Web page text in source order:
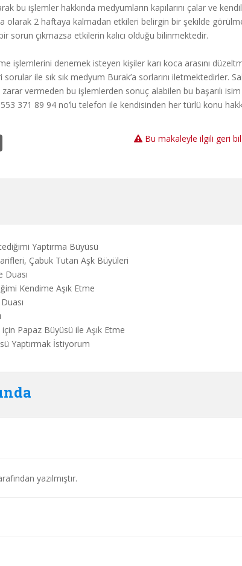
bu işlemler hakkında medyumların kapılarını çalar ve
olarak 2 haftaya kalmadan etkileri belirgin bir şekilde
sorun çıkmazsa etkilerin kalıcı olduğu bilinmektedir.
işlemlerini denemek isteyen kişiler karı koca arasını
ile sık sık medyum Burak’a sorlarını iletmektedirler.
vermeden bu işlemlerden sonuç alabilen bu başarılı
371 89 94 no’lu telefon ile kendisinden her türlü konu
Bu makaleyle ilgili geri
Yaptırma Büyüsü
Çabuk Tutan Aşk Büyüleri
Duası
Kendime Aşık Etme
Papaz Büyüsü ile Aşık Etme
Yaptırmak İstiyorum
yazılmıştır.